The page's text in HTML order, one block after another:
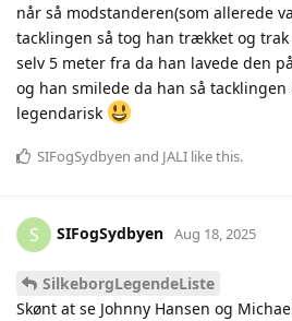
når så modstanderen(som allerede
tacklingen så tog han trækket og
selv 5 meter fra da han lavede den
og han smilede da han så tacklingen
legendarisk
SIFogSydbyen and JALI like this.
S SIFogSydbyen Aug 18, 2025
SilkeborgLegendeListe
Skønt at se Johnny Hansen og